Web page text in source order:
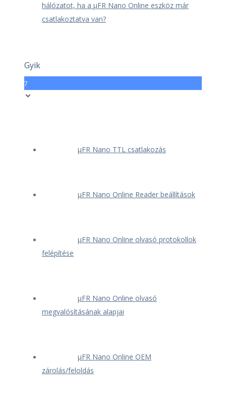
hálózatot, ha a μFR Nano Online eszköz már
csatlakoztatva van?
Gyik
7
μFR Nano TTL csatlakozás
μFR Nano Online Reader beállítások
μFR Nano Online olvasó protokollok
felépítése
μFR Nano Online olvasó
megvalósításának alapjai
μFR Nano Online OEM
zárolás/feloldás